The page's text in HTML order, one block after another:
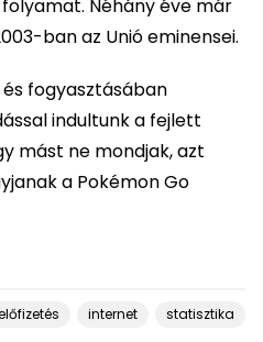
Néhány éve már
ban az Unió eminensei.
fogyasztásában
indultunk a fejlett
mást ne mondjak, azt
a Pokémon Go
internet statisztika